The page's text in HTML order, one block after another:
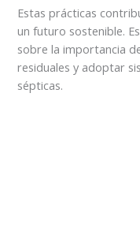
Estas prácticas
un futuro sostenible.
sobre la importancia
residuales y adoptar
sépticas.